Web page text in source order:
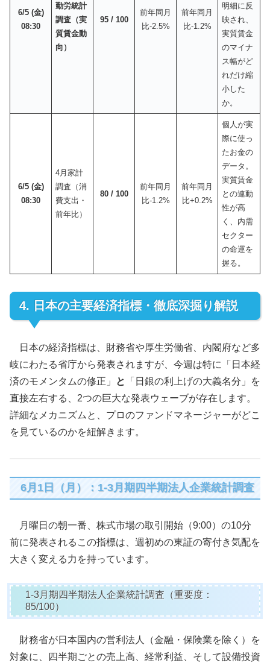
6/5 (金)
08:30
勤労統計
調査（実
質賃金動
向）
95 / 100
前年同月
比-2.5%
前年同月
比-1.2%
明細に反
映され、
実質賃金
のマイナ
ス幅がど
れだけ縮
小した
か。
6/5 (金)
08:30
4月家計
調査（消
費支出・
前年比）
80 / 100
前年同月
比-1.2%
前年同月
比+0.2%
個人が実
際に使っ
たお金の
データ。
実質賃金
との連動
性が高
く、内需
セクター
の命運を
握る。
4. 日本の主要経済指標・徹底深掘り解説
日本の経済指標は、財務省や厚生労働省、内閣府など多
岐にわたる省庁から発表されますが、今週は特に「日本経
済のモメンタムの修正」
と
「日銀の利上げの大義名分」を
直接左右する、2つの巨大な発表ウェーブが存在します。
詳細なメカニズムと、プロのファンドマネージャーがどこ
を見ているのかを紐解きます。
6月1日（月）：1-3月期四半期法人企業統計調査
月曜日の朝一番、株式市場の取引開始（9:00）の10分
前に発表されるこの指標は、週初めの東証の寄付き気配を
大きく変える力を持っています。
1-3月期四半期法人企業統計調査（重要度：
85/100）
財務省が日本国内の営利法人（金融・保険業を除く）を
対象に、四半期ごとの売上高、経常利益、そして設備投資